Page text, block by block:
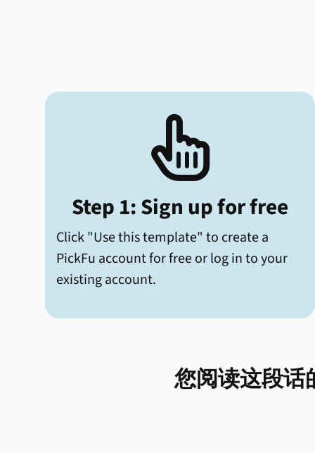

Step 1: Sign up for free
Click "Use this template" to create a
PickFu account for free or log in to your
existing account.
您阅读这段话